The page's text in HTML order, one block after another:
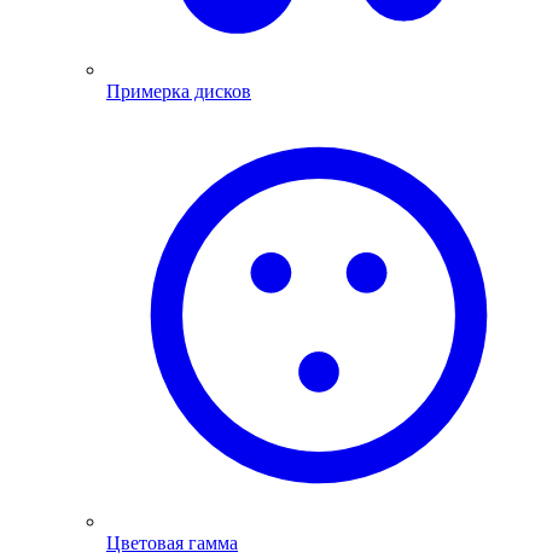
Примерка дисков
Цветовая гамма